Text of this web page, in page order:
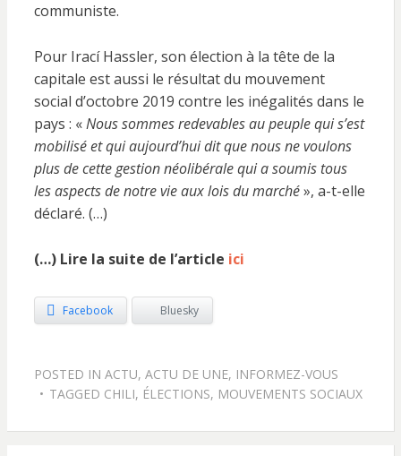
communiste.
Pour Irací Hassler, son élection à la tête de la
capitale est aussi le résultat du mouvement
social d’octobre 2019 contre les inégalités dans le
pays : «Nous sommes redevables au peuple qui s’est
mobilisé et qui aujourd’hui dit que nous ne voulons
plus de cette gestion néolibérale qui a soumis tous
les aspects de notre vie aux lois du marché», a-t-elle
déclaré. (…)
(…) Lire la suite de l’article ici
Facebook Bluesky
POSTED IN ACTU, ACTU DE UNE, INFORMEZ-VOUS
TAGGED CHILI, ÉLECTIONS, MOUVEMENTS SOCIAUX